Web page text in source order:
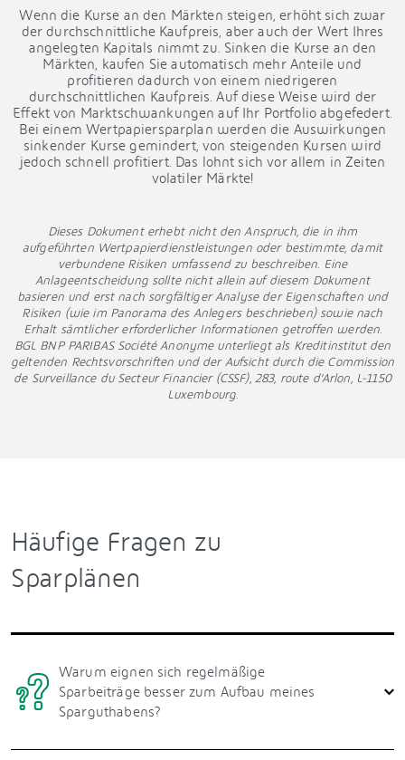
Wenn die Kurse an den Märkten steigen, erhöht sich zwar
der durchschnittliche Kaufpreis, aber auch der Wert Ihres
angelegten Kapitals nimmt zu. Sinken die Kurse an den
Märkten, kaufen Sie automatisch mehr Anteile und
profitieren dadurch von einem niedrigeren
durchschnittlichen Kaufpreis. Auf diese Weise wird der
Effekt von Marktschwankungen auf Ihr Portfolio abgefedert.
Bei einem Wertpapiersparplan werden die Auswirkungen
sinkender Kurse gemindert, von steigenden Kursen wird
jedoch schnell profitiert. Das lohnt sich vor allem in Zeiten
volatiler Märkte!
Dieses Dokument erhebt nicht den Anspruch, die in ihm
aufgeführten Wertpapierdienstleistungen oder bestimmte, damit
verbundene Risiken umfassend zu beschreiben. Eine
Anlageentscheidung sollte nicht allein auf diesem Dokument
basieren und erst nach sorgfältiger Analyse der Eigenschaften und
Risiken (wie im Panorama des Anlegers beschrieben) sowie nach
Erhalt sämtlicher erforderlicher Informationen getroffen werden.
BGL BNP PARIBAS Société Anonyme unterliegt als Kreditinstitut den
geltenden Rechtsvorschriften und der Aufsicht durch die Commission
de Surveillance du Secteur Financier (CSSF), 283, route d'Arlon, L-1150
Luxembourg.
Häufige Fragen zu
Sparplänen
Warum eignen sich regelmäßige
Sparbeiträge besser zum Aufbau meines
Sparguthabens?